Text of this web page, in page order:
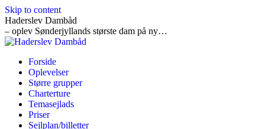
Skip to content
Haderslev Dambåd
– oplev Sønderjyllands største dam på ny…
Forside
Oplevelser
Større grupper
Charterture
Temasejlads
Priser
Sejlplan/billetter